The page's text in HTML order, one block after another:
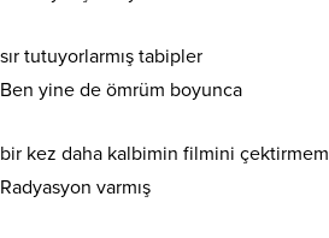
sır tutuyorlarmış tabipler
Ben yine de ömrüm boyunca
bir kez daha kalbimin filmini çektirmem
Radyasyon varmış